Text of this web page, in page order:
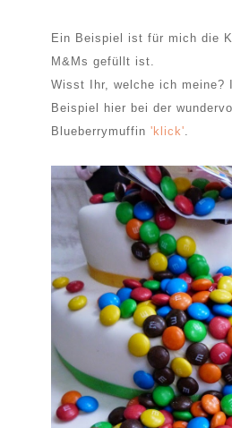
Ein Beispiel ist für mich die
M&Ms gefüllt ist.
Wisst Ihr, welche ich meine?
Beispiel hier bei der
Blueberrymuffin 'klick'